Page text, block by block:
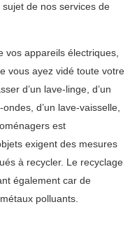
de nos services de
vos appareils électriques,
vous ayez vidé toute votre
d’un lave-linge, d’un
d’un lave-vaisselle,
est
exigent des mesures
à recycler. Le recyclage
également car de
polluants.